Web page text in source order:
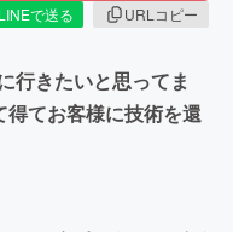
LINEで送る
URLコピー
行きたいと思ってま
てお客様に技術を還